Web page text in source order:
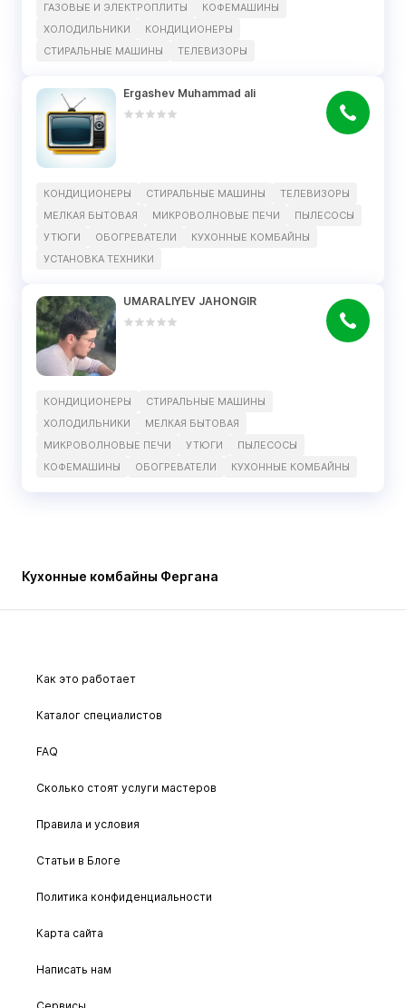
ГАЗОВЫЕ И ЭЛЕКТРОПЛИТЫ
КОФЕМАШИНЫ
ХОЛОДИЛЬНИКИ
КОНДИЦИОНЕРЫ
СТИРАЛЬНЫЕ МАШИНЫ
ТЕЛЕВИЗОРЫ
Ergashev Muhammad ali
КОНДИЦИОНЕРЫ СТИРАЛЬНЫЕ МАШИНЫ
ТЕЛЕВИЗОРЫ
МЕЛКАЯ БЫТОВАЯ
МИКРОВОЛНОВЫЕ ПЕЧИ
ПЫЛЕСОСЫ
УТЮГИ
ОБОГРЕВАТЕЛИ
КУХОННЫЕ КОМБАЙНЫ
УСТАНОВКА ТЕХНИКИ
UMARALIYEV JAHONGIR
КОНДИЦИОНЕРЫ
СТИРАЛЬНЫЕ МАШИНЫ
ХОЛОДИЛЬНИКИ
МЕЛКАЯ БЫТОВАЯ
МИКРОВОЛНОВЫЕ ПЕЧИ
УТЮГИ
ПЫЛЕСОСЫ
КОФЕМАШИНЫ
ОБОГРЕВАТЕЛИ КУХОННЫЕ КОМБАЙНЫ
Кухонные комбайны Фергана
Как это работает
Каталог специалистов
FAQ
Сколько стоят услуги мастеров
Правила и условия
Статьи в Блоге
Политика конфиденциальности
Карта сайта
Написать нам